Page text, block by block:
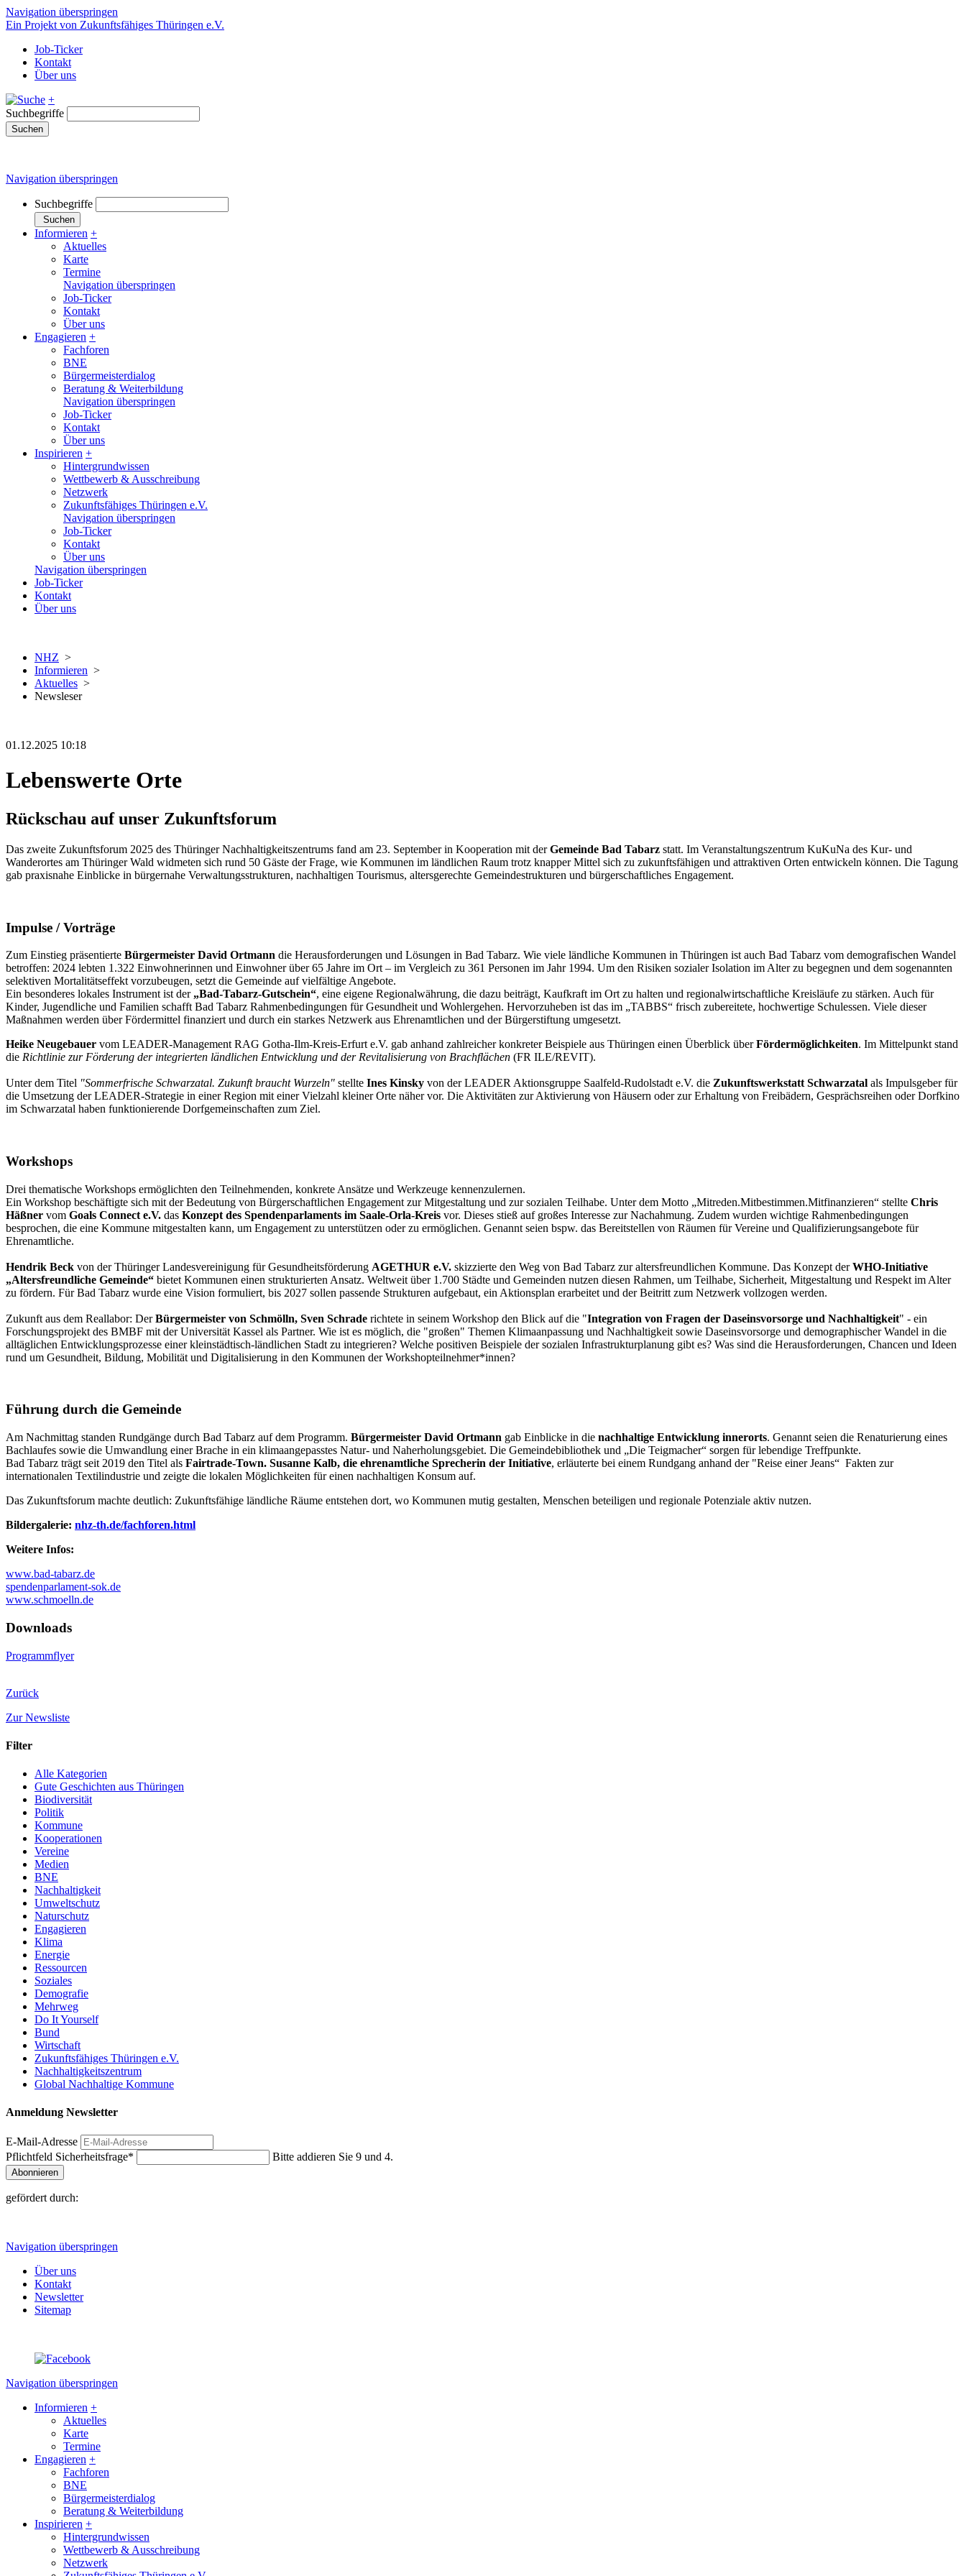
Navigation überspringen
Ein Projekt von Zukunftsfähiges Thüringen e.V.
Job-Ticker
Kontakt
Über uns
+
Suchbegriffe
Suchen
Navigation überspringen
Suchbegriffe
Suchen
Informieren +
Aktuelles
Karte
Termine
Navigation überspringen
Job-Ticker
Kontakt
Über uns
Engagieren +
Fachforen
BNE
Bürgermeisterdialog
Beratung & Weiterbildung
Navigation überspringen
Job-Ticker
Kontakt
Über uns
Inspirieren +
Hintergrundwissen
Wettbewerb & Ausschreibung
Netzwerk
Zukunftsfähiges Thüringen e.V.
Navigation überspringen
Job-Ticker
Kontakt
Über uns
Navigation überspringen
Job-Ticker
Kontakt
Über uns
NHZ >
Informieren >
Aktuelles >
Newsleser
01.12.2025 10:18
Lebenswerte Orte
Rückschau auf unser Zukunftsforum
Das zweite Zukunftsforum 2025 des Thüringer Nachhaltigkeitszentrums fand am 23. September in Kooperation mit derGemeinde Bad Tabarz statt. Im Veranstaltungszentrum KuKuNa des Kur- und
Wanderortes am Thüringer Wald widmeten sich rund 50 Gäste der Frage, wie Kommunen im ländlichen Raum trotz knapper Mittel sich zu zukunftsfähigen und attraktiven Orten entwickeln können. Die Tagung
gab praxisnahe Einblicke in bürgernahe Verwaltungsstrukturen, nachhaltigen Tourismus, altersgerechte Gemeindestrukturen und bürgerschaftliches Engagement.
Impulse / Vorträge
Zum Einstieg präsentierte Bürgermeister David Ortmann die Herausforderungen und Lösungen in Bad Tabarz. Wie viele ländliche Kommunen in Thüringen ist auch Bad Tabarz vom demografischen Wandel
betroffen: 2024 lebten 1.322 Einwohnerinnen und Einwohner über 65 Jahre im Ort – im Vergleich zu 361 Personen im Jahr 1994. Um den Risiken sozialer Isolation im Alter zu begegnen und dem sogenannten
selektiven Mortalitätseffekt vorzubeugen, setzt die Gemeinde auf vielfältige Angebote.
Ein besonderes lokales Instrument ist der „Bad-Tabarz-Gutschein“, eine eigene Regionalwährung, die dazu beiträgt, Kaufkraft im Ort zu halten und regionalwirtschaftliche Kreisläufe zu stärken. Auch für
Kinder, Jugendliche und Familien schafft Bad Tabarz Rahmenbedingungen für Gesundheit und Wohlergehen. Hervorzuheben ist das im „TABBS“ frisch zubereitete, hochwertige Schulessen. Viele dieser
Maßnahmen werden über Fördermittel finanziert und durch ein starkes Netzwerk aus Ehrenamtlichen und der Bürgerstiftung umgesetzt.
Heike Neugebauer vom LEADER-Management RAG Gotha-Ilm-Kreis-Erfurt e.V. gab anhand zahlreicher konkreter Beispiele aus Thüringen einen Überblick überFördermöglichkeiten. Im Mittelpunkt stand
die Richtlinie zur Förderung der integrierten ländlichen Entwicklung und der Revitalisierung von Brachflächen (FR ILE/REVIT).
Unter dem Titel "Sommerfrische Schwarzatal. Zukunft braucht Wurzeln" stellte Ines Kinsky von der LEADER Aktionsgruppe Saalfeld-Rudolstadt e.V. die Zukunftswerkstatt Schwarzatal als Impulsgeber für
die Umsetzung der LEADER-Strategie in einer Region mit einer Vielzahl kleiner Orte näher vor. Die Aktivitäten zur Aktivierung von Häusern oder zur Erhaltung von Freibädern, Gesprächsreihen oder Dorfkino
im Schwarzatal haben funktionierende Dorfgemeinschaften zum Ziel.
Workshops
Drei thematische Workshops ermöglichten den Teilnehmenden, konkrete Ansätze und Werkzeuge kennenzulernen.
Ein Workshop beschäftigte sich mit der Bedeutung von Bürgerschaftlichen Engagement zur Mitgestaltung und zur sozialen Teilhabe. Unter dem Motto „Mitreden.Mitbestimmen.Mitfinanzieren“ stellte Chris
Häßner vom Goals Connect e.V. das Konzept des Spendenparlaments im Saale-Orla-Kreis vor. Dieses stieß auf großes Interesse zur Nachahmung. Zudem wurden wichtige Rahmenbedingungen
besprochen, die eine Kommune mitgestalten kann, um Engagement zu unterstützen oder zu ermöglichen. Genannt seien bspw. das Bereitstellen von Räumen für Vereine und Qualifizierungsangebote für
Ehrenamtliche.
Hendrik Beck von der Thüringer Landesvereinigung für Gesundheitsförderung AGETHUR e.V. skizzierte den Weg von Bad Tabarz zur altersfreundlichen Kommune. Das Konzept derWHO-Initiative
„Altersfreundliche Gemeinde“ bietet Kommunen einen strukturierten Ansatz. Weltweit über 1.700 Städte und Gemeinden nutzen diesen Rahmen, um Teilhabe, Sicherheit, Mitgestaltung und Respekt im Alter
zu fördern. Für Bad Tabarz wurde eine Vision formuliert, bis 2027 sollen passende Strukturen aufgebaut, ein Aktionsplan erarbeitet und der Beitritt zum Netzwerk vollzogen werden.
Zukunft aus dem Reallabor: DerBürgermeister von Schmölln, Sven Schrade richtete in seinem Workshop den Blick auf die "Integration von Fragen der Daseinsvorsorge und Nachhaltigkeit" - ein
Forschungsprojekt des BMBF mit der Universität Kassel als Partner. Wie ist es möglich, die "großen" Themen Klimaanpassung und Nachhaltigkeit sowie Daseinsvorsorge und demographischer Wandel in die
alltäglichen Entwicklungsprozesse einer kleinstädtisch-ländlichen Stadt zu integrieren? Welche positiven Beispiele der sozialen Infrastrukturplanung gibt es? Was sind die Herausforderungen, Chancen und Ideen
rund um Gesundheit, Bildung, Mobilität und Digitalisierung in den Kommunen der Workshopteilnehmer*innen?
Führung durch die Gemeinde
Am Nachmittag standen Rundgänge durch Bad Tabarz auf dem Programm. Bürgermeister David Ortmann gab Einblicke in die nachhaltige Entwicklung innerorts. Genannt seien die Renaturierung eines
Bachlaufes sowie die Umwandlung einer Brache in ein klimaangepasstes Natur- und Naherholungsgebiet. Die Gemeindebibliothek und „Die Teigmacher“ sorgen für lebendige Treffpunkte.
Bad Tabarz trägt seit 2019 den Titel als Fairtrade-Town. Susanne Kalb, die ehrenamtliche Sprecherin der Initiative, erläuterte bei einem Rundgang anhand der "Reise einer Jeans“ Fakten zur
internationalen Textilindustrie und zeigte die lokalen Möglichkeiten für einen nachhaltigen Konsum auf.
Das Zukunftsforum machte deutlich: Zukunftsfähige ländliche Räume entstehen dort, wo Kommunen mutig gestalten, Menschen beteiligen und regionale Potenziale aktiv nutzen.
Bildergalerie: nhz-th.de/fachforen.html
Weitere Infos:
www.bad-tabarz.de
spendenparlament-sok.de
www.schmoelln.de
Downloads
Programmflyer
Zurück
Zur Newsliste
Filter
Alle Kategorien
Gute Geschichten aus Thüringen
Biodiversität
Politik
Kommune
Kooperationen
Vereine
Medien
BNE
Nachhaltigkeit
Umweltschutz
Naturschutz
Engagieren
Klima
Energie
Ressourcen
Soziales
Demografie
Mehrweg
Do It Yourself
Bund
Wirtschaft
Zukunftsfähiges Thüringen e.V.
Nachhaltigkeitszentrum
Global Nachhaltige Kommune
Anmeldung Newsletter
E-Mail-Adresse
Pflichtfeld Sicherheitsfrage* Bitte addieren Sie 9 und 4.
Abonnieren
gefördert durch:
Navigation überspringen
Über uns
Kontakt
Newsletter
Sitemap
Navigation überspringen
Informieren +
Aktuelles
Karte
Termine
Engagieren +
Fachforen
BNE
Bürgermeisterdialog
Beratung & Weiterbildung
Inspirieren +
Hintergrundwissen
Wettbewerb & Ausschreibung
Netzwerk